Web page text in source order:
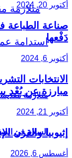
السلام في
أكتوبر 20, 2024
صناعة الطباعة
دَفْعها
أكتوبر 6, 2024
الانتخابات
مبارزة عن بُعْد
أكتوبر 21, 2024
إثيوبيا
أغسطس 6, 2026